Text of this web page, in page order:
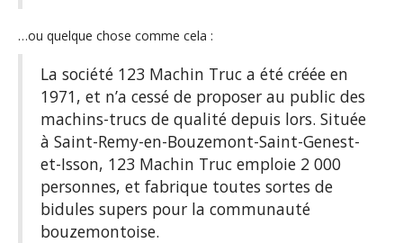
…ou quelque chose comme cela :
La société 123 Machin Truc a été créée en
1971, et n’a cessé de proposer au public des
machins-trucs de qualité depuis lors. Située
à Saint-Remy-en-Bouzemont-Saint-Genest-
et-Isson, 123 Machin Truc emploie 2 000
personnes, et fabrique toutes sortes de
bidules supers pour la communauté
bouzemontoise.